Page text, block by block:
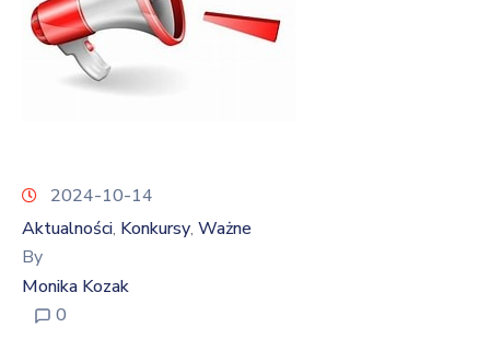
2024-10-14
Aktualności‚ Konkursy‚ Ważne
By
Monika Kozak
0